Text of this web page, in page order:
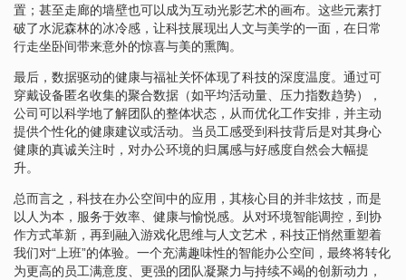
置；甚至走廊的墙壁也可以成为互动光影艺术的画布。这些元素打
破了水泥森林的冰冷感，让科技展现出人文与美学的一面，在日常
行走坐卧间带来意外的惊喜与美的熏陶。
最后，数据驱动的健康与福祉关怀体现了科技的深度温度。通过可
穿戴设备匿名收集的聚合数据（如平均活动量、压力指数趋势），
公司可以科学地了解团队的整体状态，从而优化工作安排，并主动
提供个性化的健康建议或活动。当员工感受到科技背后是对其身心
健康的真诚关注时，对办公环境的归属感与好感度自然会大幅提
升。
总而言之，科技在办公空间中的应用，其核心目的并非炫技，而是
以人为本，服务于效率、健康与愉悦感。从对环境智能调控，到协
作方式革新，再到融入游戏化思维与人文艺术，科技正悄然重塑着
我们对“上班”的体验。一个充满趣味性的智能办公空间，最终将转化
为更高的员工满意度、更强的团队凝聚力与持续不竭的创新动力，